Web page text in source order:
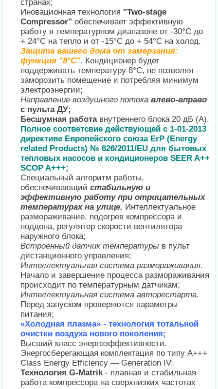
странах;
Иновационная технология "Two-stage
Compressor" обеспечивает эффективную
работу в температурном диапазоне от -30°C до
+ 24°C на тепло и от -15°C до + 54°C на холод.
Защита вашего дома от замерзания:
функция "8°C". Кондиционер будет
поддерживать температуру 8°C, не позволяя
заморозить помещение и потребляя минимум
электроэнергии;
Направление воздушного потокавлево-вправо
с пульта ДУ;
Бесшумная работавнутреннего блока 20 дБ (А).
Полное соответсвие действующей c 1-01-2013
директиве Европейского союза ErP (Energy
related Products) № 626/2011/EU для бытовых
тепловых насосов и кондиционеров SEER A++
SCOP A+++;
Специальный алгоритм работы,
обеспечивающийстабильную и
эффективную работу при отрицательных
температурах на улице. Интеллектуальное
размораживание, подогрев компрессора и
поддона, регулятор скорости вентилятора
наружного блока;
Встроенный датчик температуры в пульт
дистанционного управления;
Интеллектуальная система размораживания.
Начало и завершение процесса размораживания
происходит по температурным датчикам;
Интеллектуальная система авторестарта.
Перед запуском проверяются параметры
питания;
«Холодная плазма» - технология тотальной
очистки воздуха нового поколения;
Высший класс энергоэффективности.
Энергосберегающая комплектация по типу A+++
Class Energy Efficiency — Generation IV;
Технология G-Matrik - плавная и стабильная
работа компрессора на сверхнизких частотах